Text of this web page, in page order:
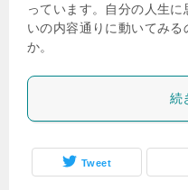
っています。自分の人生
いの内容通りに動いてみ
か。
続
Tweet